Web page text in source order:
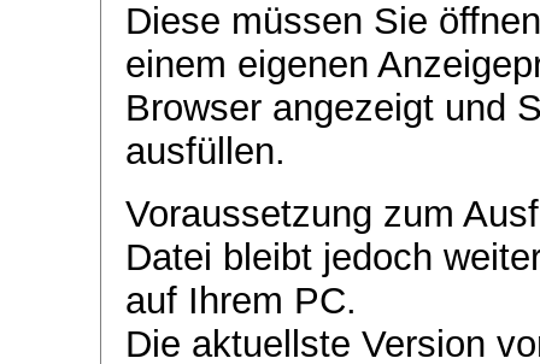
Diese müssen Sie
einem eigenen
Browser angezeigt und
ausfüllen.
Voraussetzung zum
Datei bleibt jedoch
auf Ihrem PC.
Die aktuellste Version